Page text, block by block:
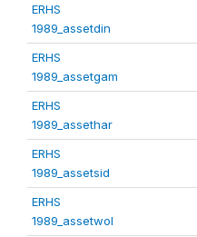
ERHS
1989_assetdin
ERHS
1989_assetgam
ERHS
1989_assethar
ERHS
1989_assetsid
ERHS
1989_assetwol